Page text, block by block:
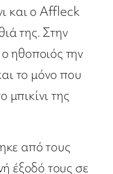
και ο Affleck
της. Στην
ηθοποιός την
το μόνο που
μπικίνι της
από τους
έξοδό τους σε